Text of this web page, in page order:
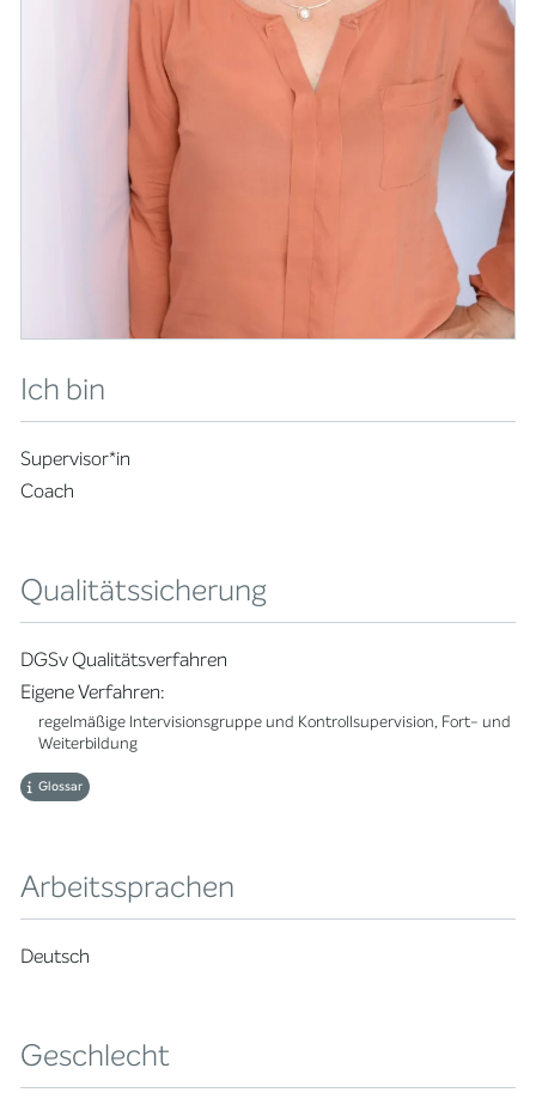
Ich bin
Supervisor*in
Coach
Qualitätssicherung
DGSv Qualitätsverfahren
Eigene Verfahren:
regelmäßige Intervisionsgruppe und Kontrollsupervision, Fort- und
Weiterbildung
Glossar
Arbeitssprachen
Deutsch
Geschlecht